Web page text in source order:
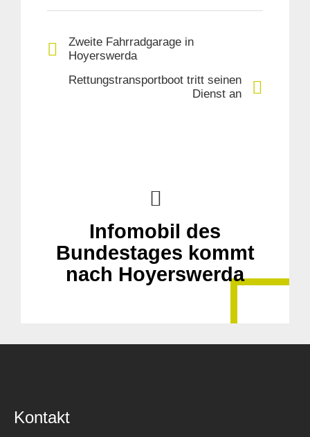
Zweite Fahrradgarage in
Hoyerswerda
Rettungstransportboot tritt seinen
Dienst an
Infomobil des
Bundestages kommt
nach Hoyerswerda
Kontakt